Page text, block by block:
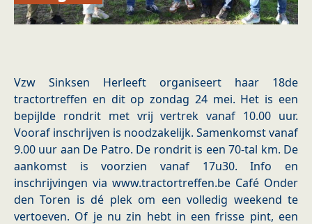
Vzw Sinksen Herleeft organiseert haar 18de
tractortreffen en dit op zondag 24 mei. Het is een
bepijlde rondrit met vrij vertrek vanaf 10.00 uur.
Vooraf inschrijven is noodzakelijk. Samenkomst vanaf
9.00 uur aan De Patro. De rondrit is een 70-tal km. De
aankomst is voorzien vanaf 17u30. Info en
inschrijvingen via www.tractortreffen.be Café Onder
den Toren is dé plek om een volledig weekend te
vertoeven. Of je nu zin hebt in een frisse pint, een